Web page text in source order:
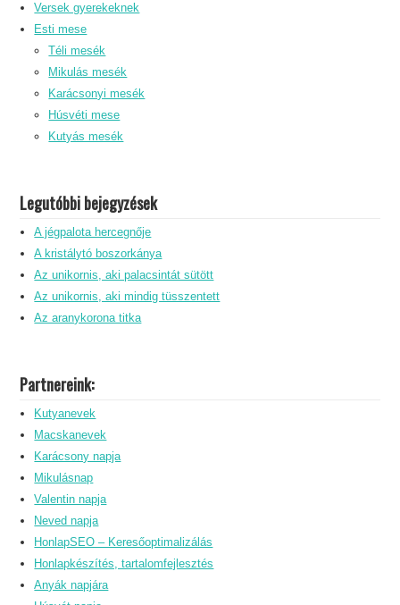
Versek gyerekeknek
Esti mese
Téli mesék
Mikulás mesék
Karácsonyi mesék
Húsvéti mese
Kutyás mesék
Legutóbbi bejegyzések
A jégpalota hercegnője
A kristálytó boszorkánya
Az unikornis, aki palacsintát sütött
Az unikornis, aki mindig tüsszentett
Az aranykorona titka
Partnereink:
Kutyanevek
Macskanevek
Karácsony napja
Mikulásnap
Valentin napja
Neved napja
HonlapSEO – Keresőoptimalizálás
Honlapkészítés, tartalomfejlesztés
Anyák napjára